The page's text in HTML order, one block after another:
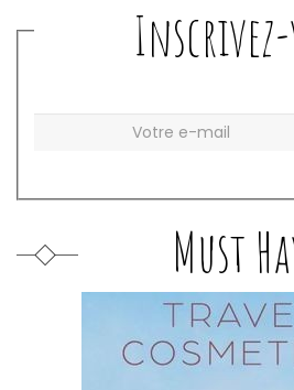
Must